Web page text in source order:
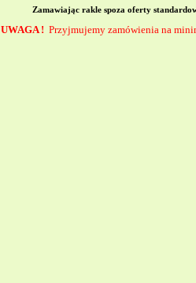
Zamawiając rakle spoza oferty
UWAGA ! Przyjmujemy zamówienia na